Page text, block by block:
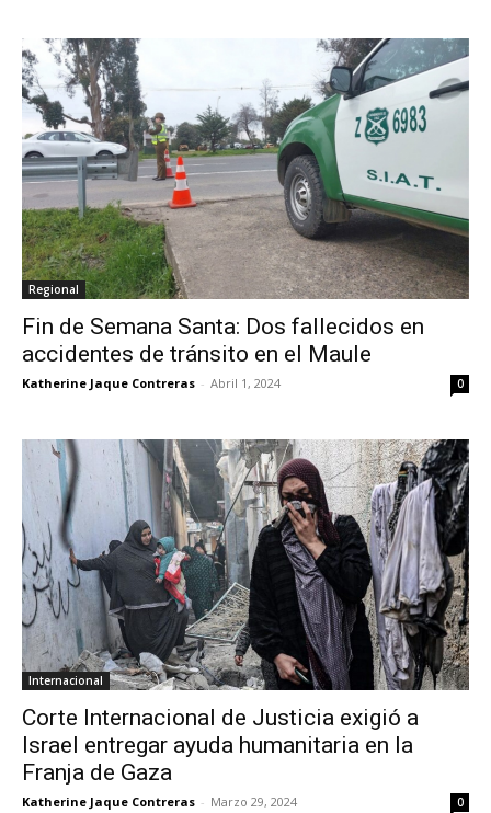
Regional
Fin de Semana Santa: Dos fallecidos en
accidentes de tránsito en el Maule
Katherine Jaque Contreras - Abril 1, 2024 0
Internacional
Corte Internacional de Justicia exigió a
Israel entregar ayuda humanitaria en la
Franja de Gaza
Katherine Jaque Contreras - Marzo 29, 2024 0